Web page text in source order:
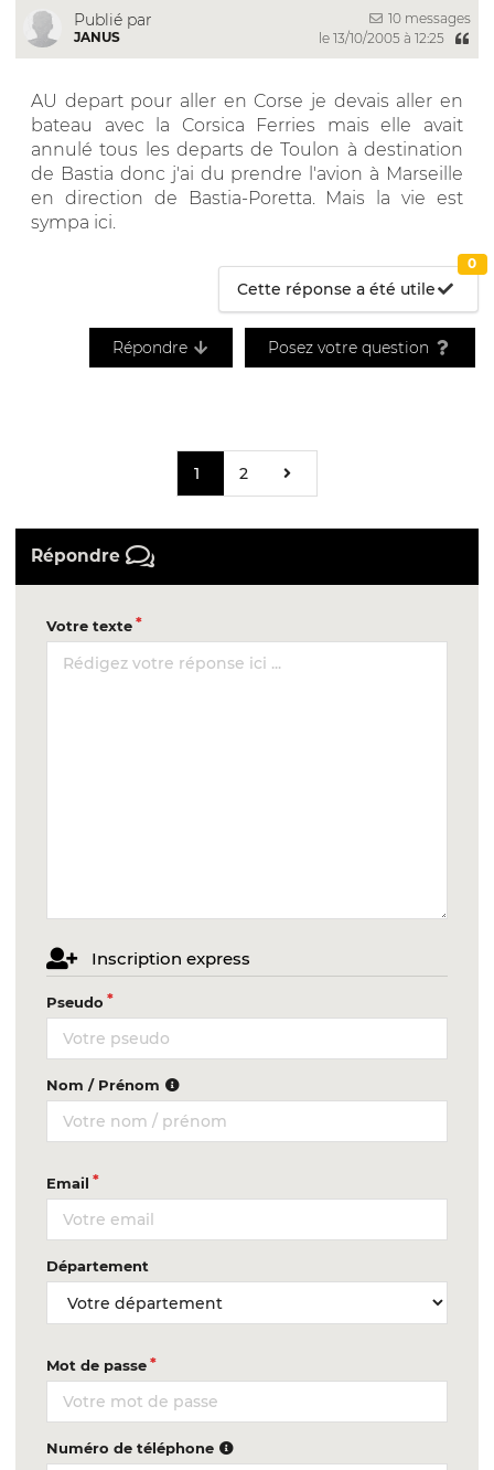
Publié par
JANUS
10 messages
le 13/10/2005 à 12:25
AU depart pour aller en Corse je devais aller en
bateau avec la Corsica Ferries mais elle avait
annulé tous les departs de Toulon à destination
de Bastia donc j'ai du prendre l'avion à Marseille
en direction de Bastia-Poretta. Mais la vie est
sympa ici.
Cette réponse a été utile
0
Répondre Posez votre question
1 2
Répondre
Votre texte
Inscription express
Pseudo
Nom / Prénom
Email
Département
Mot de passe
Numéro de téléphone